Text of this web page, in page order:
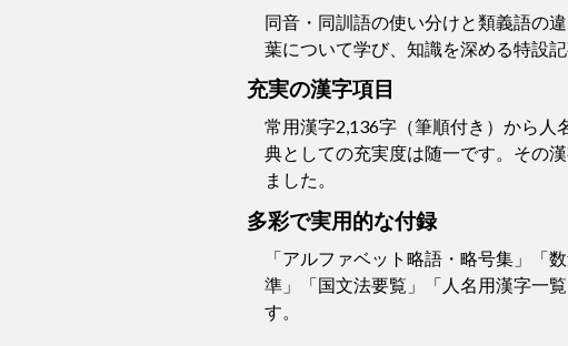
同音・同訓語の使い分けと類義語の
葉について学び、知識を深める特設
充実の漢字項目
常用漢字2,136字（筆順付き）から
典としての充実度は随一です。その
ました。
多彩で実用的な付録
「アルファベット略語・略号集」「
準」「国文法要覧」「人名用漢字一
す。